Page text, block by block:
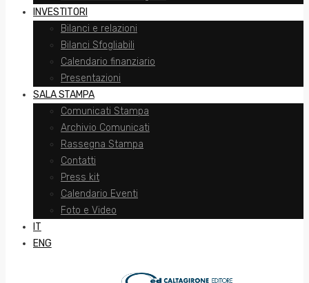
INVESTITORI
Bilanci e relazioni
Bilanci Sfogliabili
Calendario finanziario
Presentazioni
SALA STAMPA
Comunicati Stampa
Archivio Comunicati
Rassegna Stampa
Contatti
Press kit
Calendario Eventi
Foto e Video
IT
ENG